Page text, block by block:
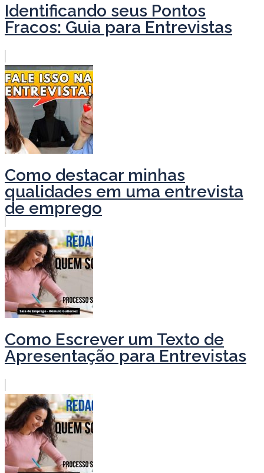
Identificando seus Pontos
Fracos: Guia para Entrevistas
Como destacar minhas
qualidades em uma entrevista
de emprego
Como Escrever um Texto de
Apresentação para Entrevistas